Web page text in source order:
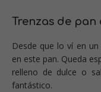
Trenzas de
Desde que lo ví en
en este pan. Queda
relleno de dulce o
fantástico.